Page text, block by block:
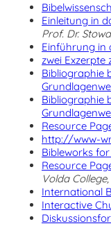
Einleitung in
Prof. Dr.
Einführung in
zwei Exzerpte
Bibliographie
Bibliographie
Resource
http://www-
Bibleworks
Resource
Volda
International
Interactive